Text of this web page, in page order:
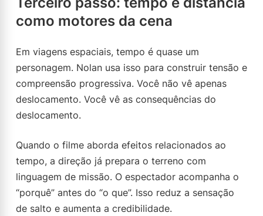
como motores da cena
Em viagens espaciais, tempo é quase um
personagem. Nolan usa isso para construir tensão e
compreensão progressiva. Você não vê apenas
deslocamento. Você vê as consequências do
deslocamento.
Quando o filme aborda efeitos relacionados ao
tempo, a direção já prepara o terreno com
linguagem de missão. O espectador acompanha o
“porquê” antes do “o que”. Isso reduz a sensação
de salto e aumenta a credibilidade.